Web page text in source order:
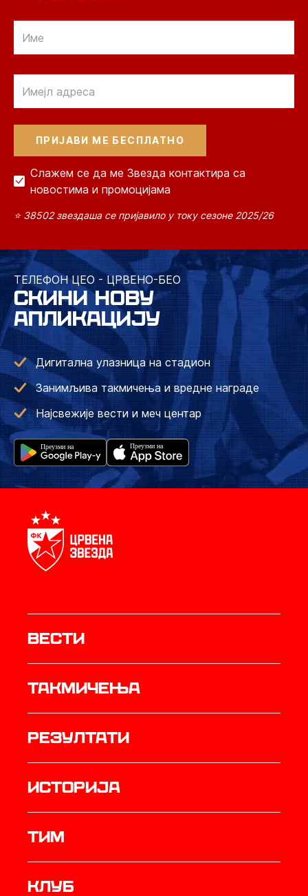
Слажем се да ме Звезда контактира са
новостима и промоцијама
⭐ 38502 звездаша се пријавило у току сезоне 2025/26
ТЕЛЕФОН ЦЕО - ЦРВЕНО-БЕО
СКИНИ НОВУ
АПЛИКАЦИЈУ
Дигитална улазница на стадион
Занимљива такмичења и вредне награде
Најсвежије вести и меч центар
Вести
Такмичења
резултати
историја
ТИМ
Клуб